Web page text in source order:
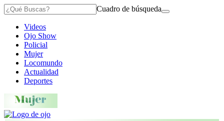
Cuadro de búsqueda
Videos
Ojo Show
Policial
Mujer
Locomundo
Actualidad
Deportes